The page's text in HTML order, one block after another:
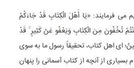
می فرمایند: «یَا أَهْلَ الْکِتَابِ قَدْ جَاءَکُمْ
تُخْفُونَ مِنَ الْکِتَابِ وَیَعْفُو عَنْ کَثِیرٍ ۚ قَدْ
ای اهل کتاب، تحقیقاً رسول ما به سوی
از آنچه از کتاب آسمانی را پنهان